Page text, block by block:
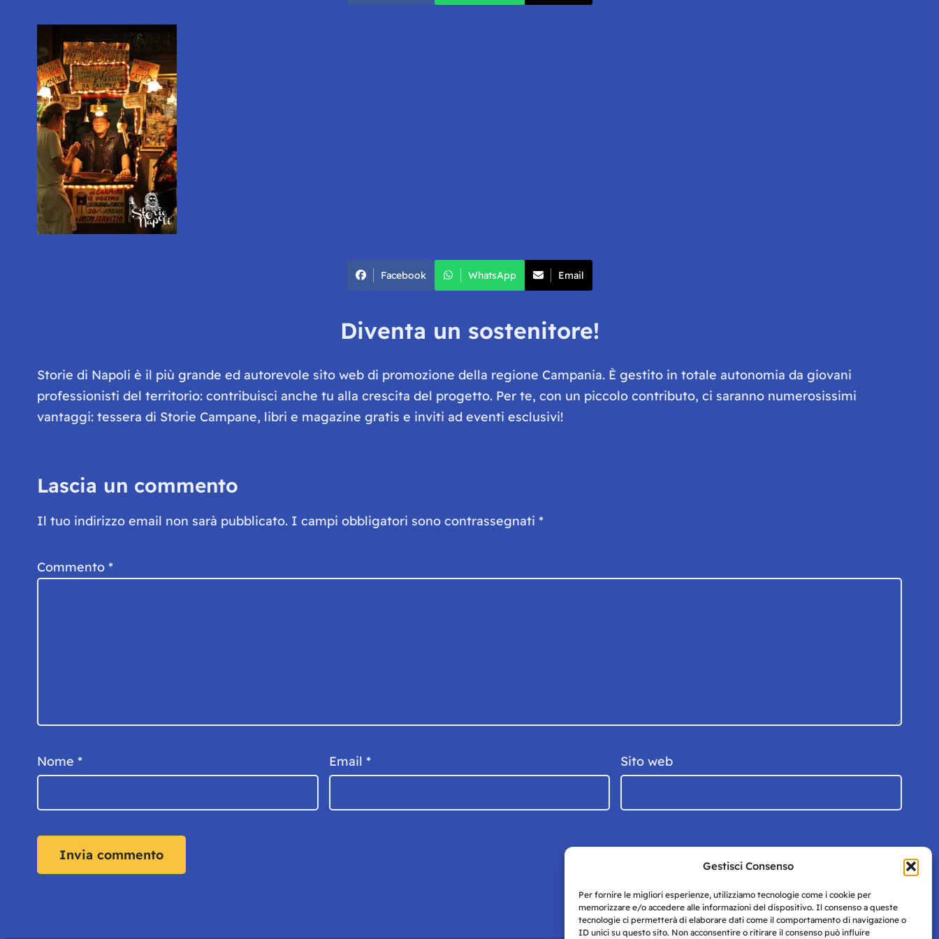
Gestisci Consenso
Per fornire le migliori esperienze, utilizziamo tecnologie come i cookie per
memorizzare e/o accedere alle informazioni del dispositivo. Il consenso a queste
tecnologie ci permetterà di elaborare dati come il comportamento di navigazione o
ID unici su questo sito. Non acconsentire o ritirare il consenso può influire
Facebook WhatsApp Email
Diventa un sostenitore!
Storie di Napoli è il più grande ed autorevole sito web di promozione della regione Campania. È gestito in totale autonomia da giovani
professionisti del territorio: contribuisci anche tu alla crescita del progetto. Per te, con un piccolo contributo, ci saranno numerosissimi
vantaggi: tessera di Storie Campane, libri e magazine gratis e inviti ad eventi esclusivi!
Lascia un commento
Il tuo indirizzo email non sarà pubblicato. I campi obbligatori sono contrassegnati *
Commento *
Nome * Email * Sito web